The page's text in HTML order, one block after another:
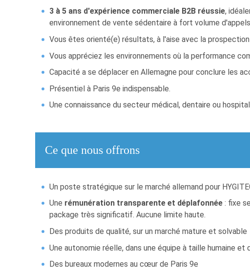
3 à 5 ans d'expérience commerciale B2B réussie,
environnement de vente sédentaire à fort volume
Vous êtes orienté(e) résultats, à l'aise avec la
Vous appréciez les environnements où la performance
Capacité a se déplacer en Allemagne pour conclure les
Présentiel à Paris 9e indispensable.
Une connaissance du secteur médical, dentaire ou
Ce que nous offrons
Un poste stratégique sur le marché allemand pour
Une rémunération transparente et déplafonnée : fixe
package très significatif. Aucune limite haute.
Des produits de qualité, sur un marché mature et solvable
Une autonomie réelle, dans une équipe à taille humaine et
Des bureaux modernes au cœur de Paris 9e